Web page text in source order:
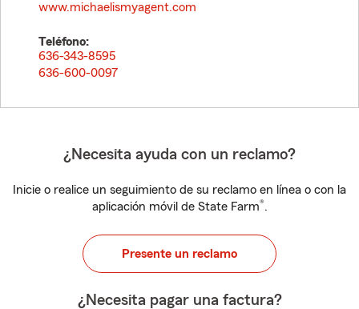
www.michaelismyagent.com
Teléfono:
636-343-8595
636-600-0097
¿Necesita ayuda con un reclamo?
Inicie o realice un seguimiento de su reclamo en línea o con la
aplicación móvil de State Farm®.
Presente un reclamo
¿Necesita pagar una factura?